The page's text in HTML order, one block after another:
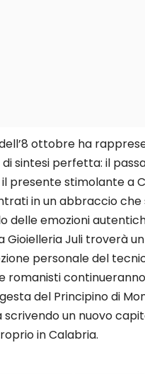
ottobre ha
sintesi perfetta: il
il presente stimolante a
in un abbraccio che
delle emozioni
Gioielleria Juli troverà
personale del
romanisti
del Principino di
scrivendo un nuovo
in Calabria.